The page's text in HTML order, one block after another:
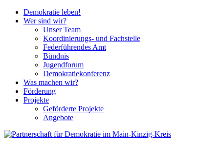
Demokratie leben!
Wer sind wir?
Unser Team
Koordinierungs- und Fachstelle
Federführendes Amt
Bündnis
Jugendforum
Demokratiekonferenz
Was machen wir?
Förderung
Projekte
Geförderte Projekte
Angebote